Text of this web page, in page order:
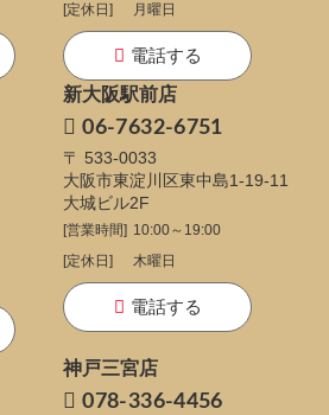
[定休日]
月曜日
電話する
新大阪駅前店
06-7632-6751
〒 533-0033
大阪市東淀川区東中島1-19-11
大城ビル2F
[営業時間] 10:00～19:00
[定休日]
木曜日
電話する
神戸三宮店
078-336-4456